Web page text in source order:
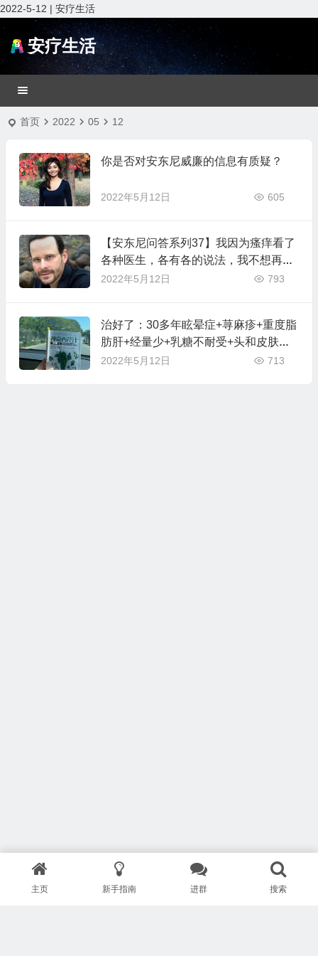
2022-5-12 | 安疗生活
安疗生活
首页 2022 05 12
你是否对安东尼威廉的信息有质疑？
2022年5月12日 605
【安东尼问答系列37】我因为瘙痒看了
各种医生，各有各的说法，我不想再吃
药或激素，我到底是怎么了？
2022年5月12日 793
治好了：30多年眩晕症+荨麻疹+重度脂
肪肝+经量少+乳糖不耐受+头和皮肤油
腻+大便不成形
2022年5月12日 713
主页 新手指南 进群 搜索